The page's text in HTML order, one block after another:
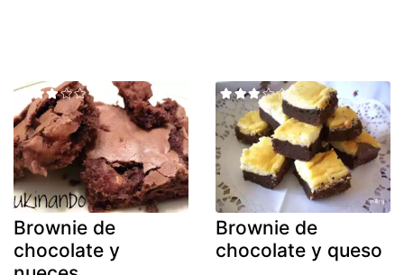
Brownie de
chocolate y
Brownie de
chocolate y queso